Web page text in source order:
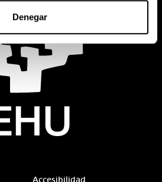
Denegar
Accesibilidad